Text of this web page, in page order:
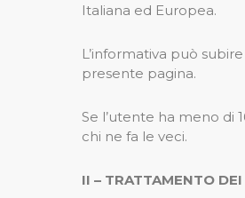
Italiana ed Europea.
L’informativa può
presente pagina.
Se l’utente ha meno di
chi ne fa le veci.
II – TRATTAMENTO